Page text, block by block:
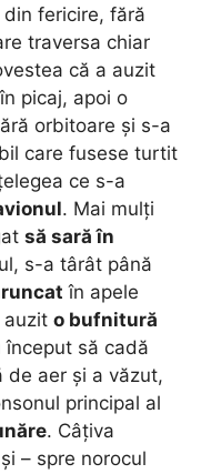
din fericire, fără
traversa chiar
că a auzit
picaj, apoi o
orbitoare și s-a
care fusese turtit
ce s-a
. Mai mulți
să sară în
s-a târât până
în apele
auzit o bufnitură
început să cadă
de aer și a văzut,
principal al
. Câțiva
și – spre norocul